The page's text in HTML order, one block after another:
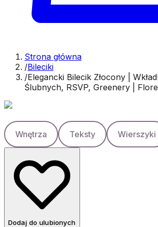
Strona główna
/Bileciki
/Elegancki Bilecik Złocony |
Ślubnych, RSVP, Greenery |
Wnętrza Teksty Wierszyki
Dodaj do ulubionych